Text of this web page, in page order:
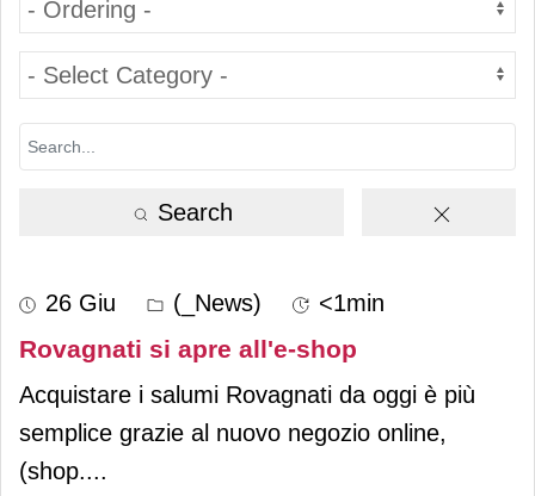
Search
26 Giu (_News) <1min
Rovagnati si apre all'e-shop
Acquistare i salumi Rovagnati da oggi è più
semplice grazie al nuovo negozio online,
(shop....